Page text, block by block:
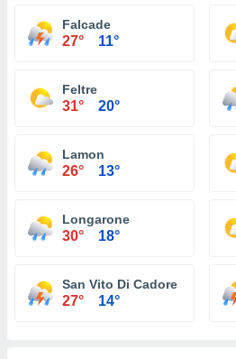
Falcade
27° 11°
Feltre
31° 20°
Lamon
26° 13°
Longarone
30° 18°
San Vito Di Cadore
27° 14°